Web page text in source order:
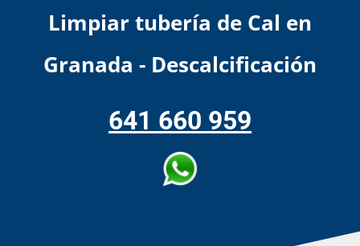
Limpiar tubería de Cal en
Granada - Descalcificación
641 660 959